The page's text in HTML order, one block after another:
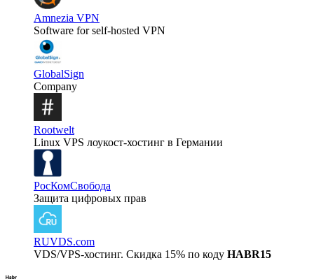
Amnezia VPN
Software for self-hosted VPN
GlobalSign
Company
Rootwelt
Linux VPS лоукост-хостинг в Германии
РосКомСвобода
Защита цифровых прав
RUVDS.com
VDS/VPS-хостинг. Скидка 15% по коду HABR15